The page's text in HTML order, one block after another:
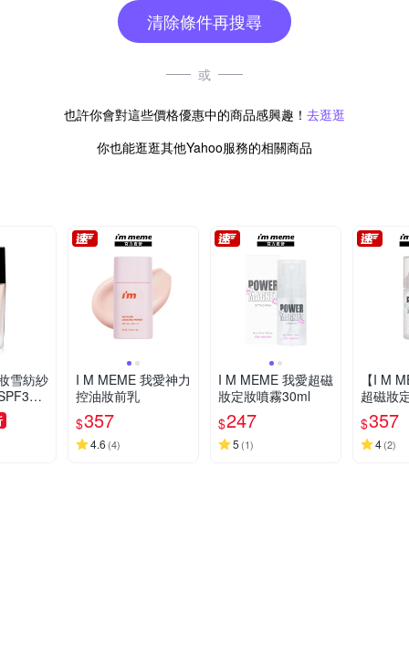
清除條件再搜尋
或
也許你會對這些價格優惠中的商品感興趣！ 去逛逛
你也能逛逛其他Yahoo服務的相關商品
雪紡紗
I M MEME 我愛神力
控油妝前乳
$357
4.6 (4)
I M MEME 我愛超磁
妝定妝噴霧30ml
$247
5 (1)
【I M
超磁妝
感控油
$357
4(2)